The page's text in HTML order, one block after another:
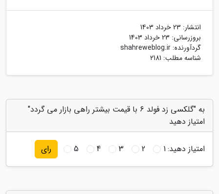
انتشار: 23 خرداد 1403
بروزرسانی: 23 خرداد 1403
گردآورنده: shahreweblog.ir
شناسه مطلب: 2181
به "گلکسی زد فولد 6 با قیمت بیشتر راهی بازار می گردد"
امتیاز دهید
امتیاز دهید:1
2
3
4
5 رای